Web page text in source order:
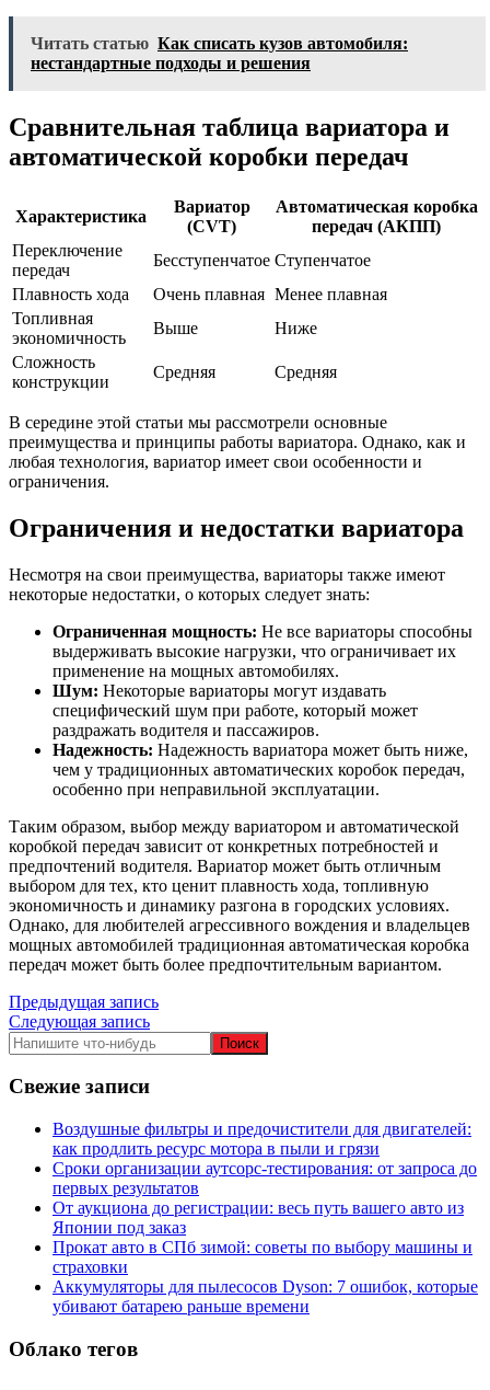
Читать статью Как списать кузов автомобиля:
нестандартные подходы и решения
Сравнительная таблица вариатора и
автоматической коробки передач
Характеристика
Вариатор
(CVT)
Автоматическая коробка
передач (АКПП)
Переключение
передач
Бесступенчатое Ступенчатое
Плавность хода
Очень плавная Менее плавная
Топливная
экономичность
Выше
Ниже
Сложность
конструкции
Средняя Средняя
В середине этой статьи мы рассмотрели основные
преимущества и принципы работы вариатора. Однако, как и
любая технология, вариатор имеет свои особенности и
ограничения.
Ограничения и недостатки вариатора
Несмотря на свои преимущества, вариаторы также имеют
некоторые недостатки, о которых следует знать:
Ограниченная мощность: Не все вариаторы способны
выдерживать высокие нагрузки, что ограничивает их
применение на мощных автомобилях.
Шум: Некоторые вариаторы могут издавать
специфический шум при работе, который может
раздражать водителя и пассажиров.
Надежность: Надежность вариатора может быть ниже,
чем у традиционных автоматических коробок передач,
особенно при неправильной эксплуатации.
Таким образом, выбор между вариатором и автоматической
коробкой передач зависит от конкретных потребностей и
предпочтений водителя. Вариатор может быть отличным
выбором для тех, кто ценит плавность хода, топливную
экономичность и динамику разгона в городских условиях.
Однако, для любителей агрессивного вождения и владельцев
мощных автомобилей традиционная автоматическая коробка
передач может быть более предпочтительным вариантом.
Навигация
по
записям
Предыдущая запись
Следующая запись
Свежие записи
Воздушные фильтры и предочистители для двигателей:
как продлить ресурс мотора в пыли и грязи
Сроки организации аутсорс‑тестирования: от запроса до
первых результатов
От аукциона до регистрации: весь путь вашего авто из
Японии под заказ
Прокат авто в СПб зимой: советы по выбору машины и
страховки
Аккумуляторы для пылесосов Dyson: 7 ошибок, которые
убивают батарею раньше времени
Облако тегов